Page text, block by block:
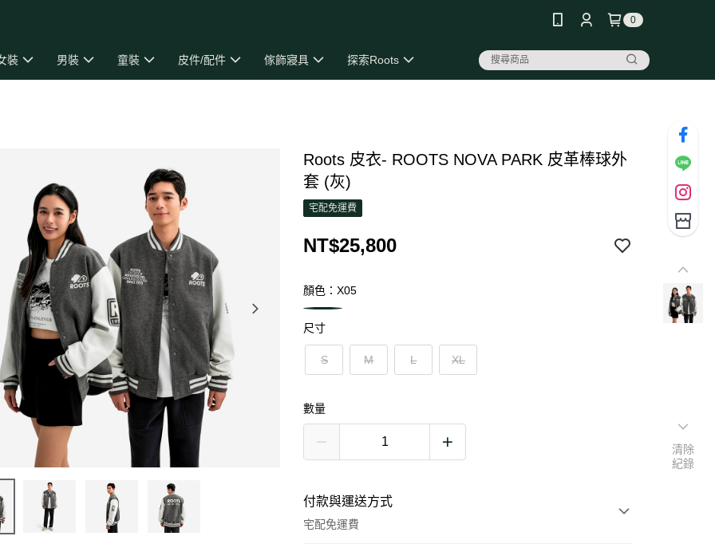
0
裝 男裝 童裝 皮件/配件 傢飾寢具 探索Roots
Roots 皮衣- ROOTS NOVA PARK 皮革棒球外
套 (灰)
宅配免運費
NT$25,800
顏色：X05
尺寸
S M L XL
數量
付款與運送方式
宅配免運費
清除
紀錄